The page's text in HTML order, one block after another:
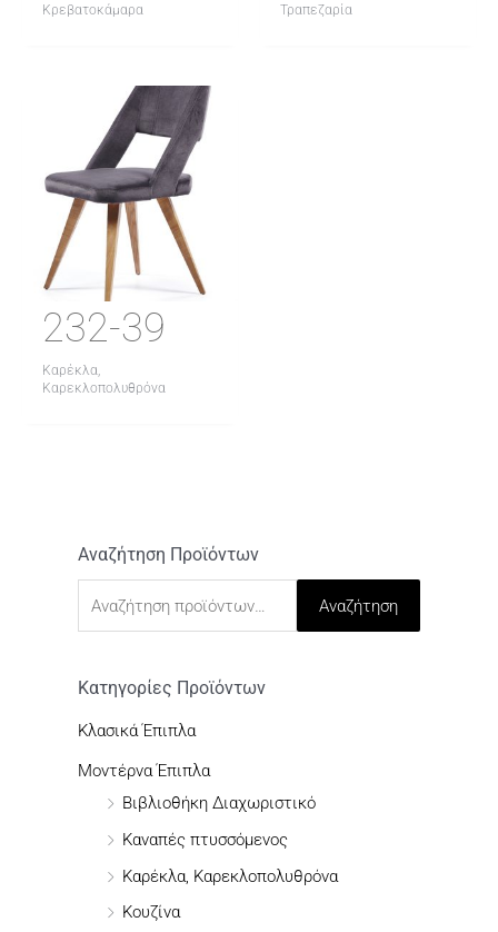
Κρεβατοκάμαρα Τραπεζαρία
232-39
Καρέκλα,
Καρεκλοπολυθρόνα
Αναζήτηση Προϊόντων
Α
ή
τ
Αναζήτηση
Κατηγορίες Προϊόντων
Κλασικά Έπιπλα
Μοντέρνα Έπιπλα
Βιβλιοθήκη Διαχωριστικό
Καναπές πτυσσόμενος
Καρέκλα, Καρεκλοπολυθρόνα
Κουζίνα